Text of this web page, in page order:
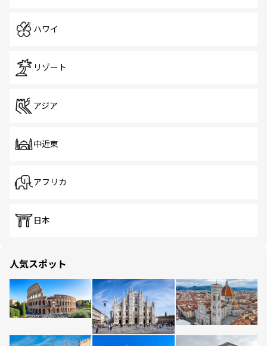
ハワイ
リゾート
アジア
中近東
アフリカ
日本
人気スポット